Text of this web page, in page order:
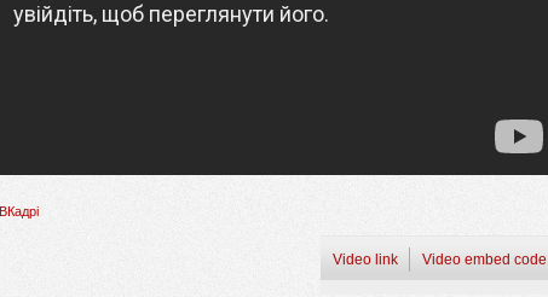
ВКадрі
Video link Video embed code